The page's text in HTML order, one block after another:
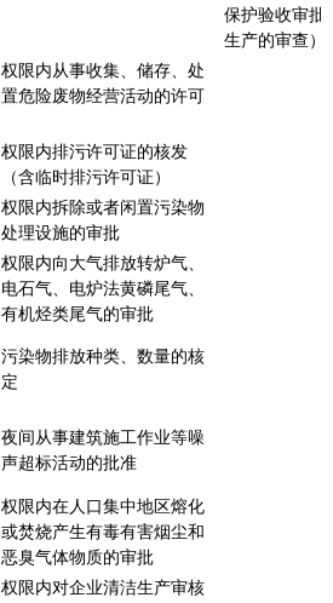
保护验收审批
生产的审查
权限内从事收集、储存、处
置危险废物经营活动的许可
权限内排污许可证的核发
（含临时排污许可证）
权限内拆除或者闲置污染物
处理设施的审批
权限内向大气排放转炉气、
电石气、电炉法黄磷尾气、
有机烃类尾气的审批
污染物排放种类、数量的核
定
夜间从事建筑施工作业等噪
声超标活动的批准
权限内在人口集中地区熔化
或焚烧产生有毒有害烟尘和
恶臭气体物质的审批
权限内对企业清洁生产审核